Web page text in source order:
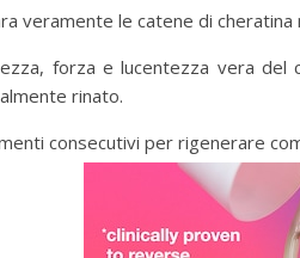
veramente le catene di
forza e lucentezza vera del
rinato.
consecutivi per rigenerare